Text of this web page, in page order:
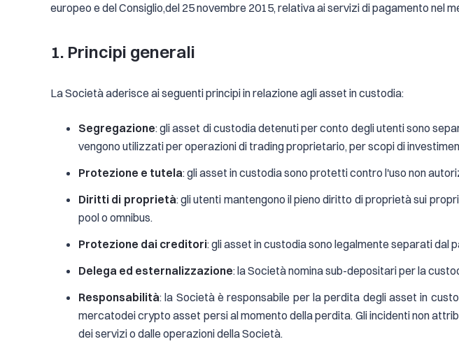
europeo e del Consiglio,del 25 novembre 2015, relativa ai servizi di pagamento nel
1. Principi generali
La Società aderisce ai seguenti principi in relazione agli asset in custodia:
Segregazione: gli asset di custodia detenuti per conto degli utenti sono
vengono utilizzati per operazioni di trading proprietario, per scopi di
Protezione e tutela: gli asset in custodia sono protetti contro l'uso non
Diritti di proprietà: gli utenti mantengono il pieno diritto di proprietà sui
pool o omnibus.
Protezione dai creditori: gli asset in custodia sono legalmente separati dal
Delega ed esternalizzazione: la Società nomina sub-depositari per la
Responsabilità: la Società è responsabile per la perdita degli asset in
mercatodei crypto asset persi al momento della perdita. Gli incidenti non
dei servizi o dalle operazioni della Società.